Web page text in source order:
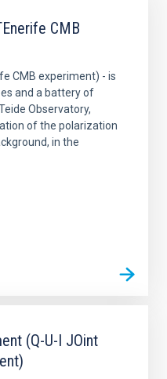
CMB
CMB experiment) - is
and a battery of
Observatory,
of the polarization
in the
(Q-U-I JOint